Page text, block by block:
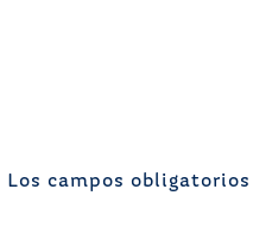
Los campos obligatorios